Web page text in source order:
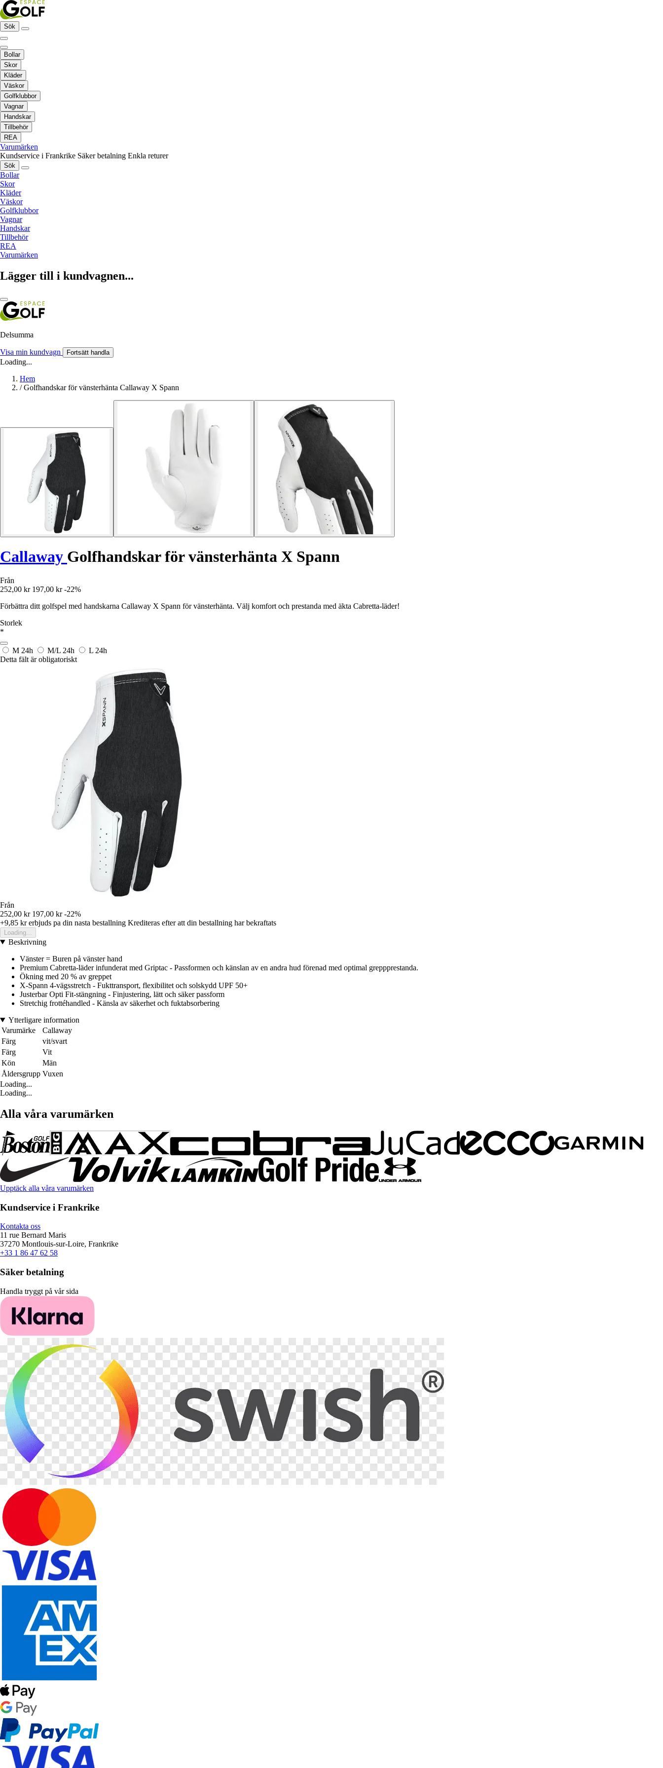
Sök
Bollar
Skor
Kläder
Väskor
Golfklubbor
Vagnar
Handskar
Tillbehör
REA
Varumärken
Kundservice i Frankrike Säker betalning Enkla returer
Sök
Bollar
Skor
Kläder
Väskor
Golfklubbor
Vagnar
Handskar
Tillbehör
REA
Varumärken
Lägger till i kundvagnen...
Delsumma
Visa min kundvagn Fortsätt handla
Loading...
Hem
/ Golfhandskar för vänsterhänta Callaway X Spann
Callaway Golfhandskar för vänsterhänta X Spann
Från
252,00 kr 197,00 kr -22%
Förbättra ditt golfspel med handskarna Callaway X Spann för vänsterhänta. Välj komfort och prestanda med äkta Cabretta-läder!
Storlek
*
M 24h M/L 24h L 24h
Detta fält är obligatoriskt
Från
252,00 kr 197,00 kr -22%
+9,85 krerbjuds pa din nasta bestallning Krediteras efter att din bestallning har bekraftats
Loading...
Beskrivning
Vänster = Buren på vänster hand
Premium Cabretta-läder infunderat med Griptac - Passformen och känslan av en andra hud förenad med optimal greppprestanda.
Ökning med 20 % av greppet
X-Spann 4-vägsstretch - Fukttransport, flexibilitet och solskydd UPF 50+
Justerbar Opti Fit-stängning - Finjustering, lätt och säker passform
Stretchig frottéhandled - Känsla av säkerhet och fuktabsorbering
Ytterligare information
Varumärke
Callaway
Färg
vit/svart
Färg
Vit
Kön
Män
Åldersgrupp Vuxen
Loading...
Loading...
Alla våra varumärken
Upptäck alla våra varumärken
Kundservice i Frankrike
Kontakta oss
11 rue Bernard Maris
37270 Montlouis-sur-Loire, Frankrike
+33 1 86 47 62 58
Säker betalning
Handla tryggt på vår sida